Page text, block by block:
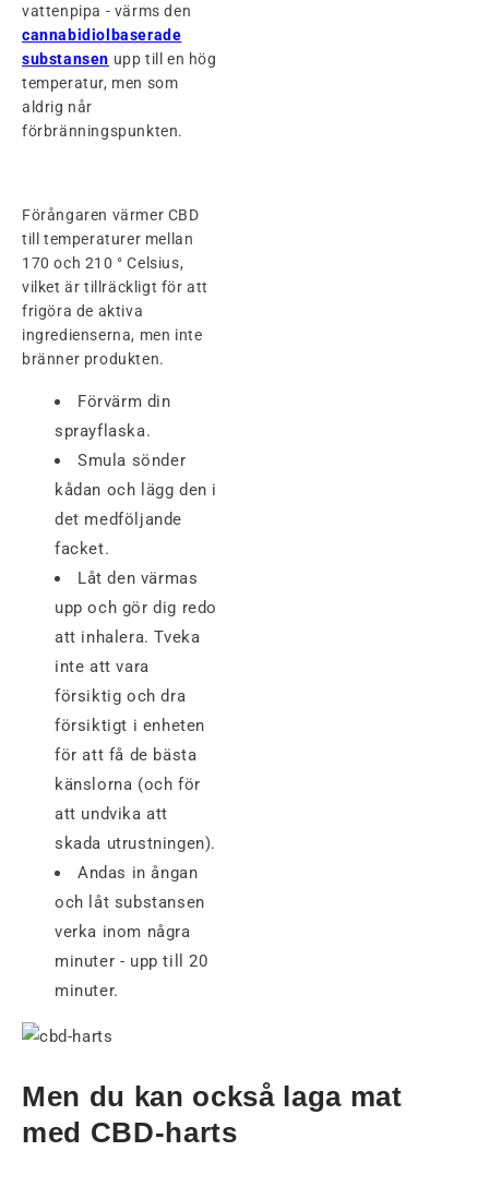
vattenpipa - värms den
cannabidiolbaserade
substansen upp till en hög
temperatur, men som
aldrig når
förbränningspunkten.
Förångaren värmer CBD
till temperaturer mellan
170 och 210 ° Celsius,
vilket är tillräckligt för att
frigöra de aktiva
ingredienserna, men inte
bränner produkten.
Förvärm din
sprayflaska.
Smula sönder
kådan och lägg den i
det medföljande
facket.
Låt den värmas
upp och gör dig redo
att inhalera. Tveka
inte att vara
försiktig och dra
försiktigt i enheten
för att få de bästa
känslorna (och för
att undvika att
skada utrustningen).
Andas in ångan
och låt substansen
verka inom några
minuter - upp till 20
minuter.
Men du kan också laga mat
med CBD-harts